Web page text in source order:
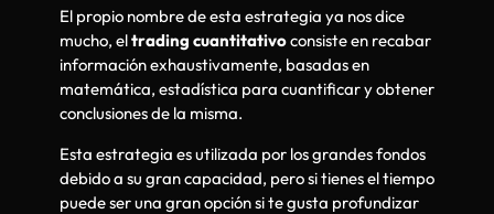
El propio nombre de esta estrategia ya nos dice
mucho, eltrading cuantitativoconsiste en recabar
información exhaustivamente, basadas en
matemática, estadística para cuantificar y obtener
conclusiones de la misma.
Esta estrategia es utilizada por los grandes fondos
debido a su gran capacidad, pero si tienes el tiempo
puede ser una gran opción si te gusta profundizar